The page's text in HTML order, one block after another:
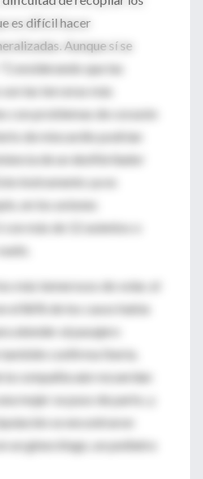
es difícil hacer
Aunque sí se
que las
las terceras más
con problemas de corazón
de miocardio podrían
de un desfibrilador
instrumento ya es
en los aviones
más de 12 asientos o
más temerosos de volar, el
el 86% de los casos había
atender al pasajero
confirma Iberia.
compañía aún recuerdan
mujer se puso de parto, y
se encontraron
un ginecólogo, un pediatra